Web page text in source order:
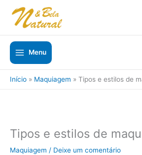
para
conteúdo
Menu
Início Maquiagem Tipos e estilos de
Tipos e estilos de
Maquiagem / Deixe um comentário